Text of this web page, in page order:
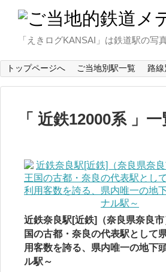
「えきログKANSAI」は鉄道駅の
トップページへ ご当地別駅一覧 路
近鉄12000系 一
近鉄奈良駅[近鉄]（奈良県奈良
国の古都・奈良の代表駅として
用客数を誇る、県内唯一の地下
ル駅～